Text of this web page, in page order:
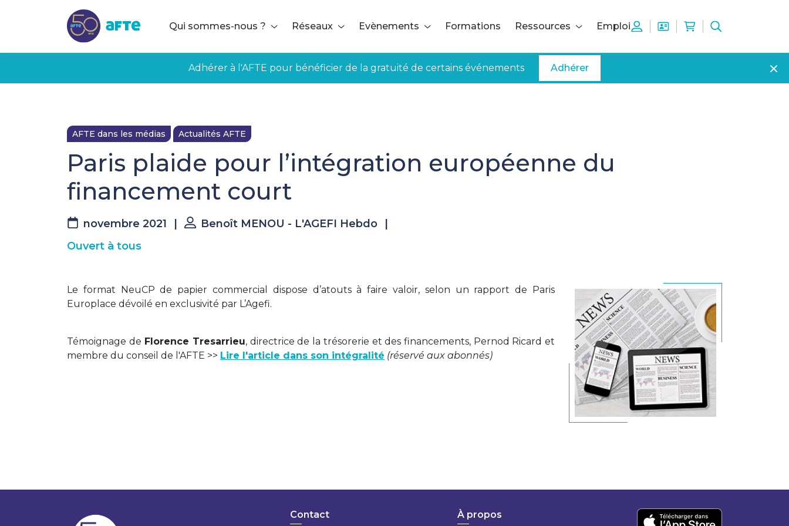
Qui sommes-nous ?
Réseaux Evènements Formations Ressources Emploi
Adhérer à l'AFTE pour bénéficier de la gratuité de certains événements Adhérer
AFTE dans les médias Actualités AFTE
Paris plaide pour l’intégration européenne du
financement court
novembre 2021 Benoît MENOU - L'AGEFI Hebdo
Ouvert à tous
Le format NeuCP de papier commercial dispose d’atouts à faire valoir, selon un rapport de Paris
Europlace dévoilé en exclusivité par L’Agefi.
Témoignage de Florence Tresarrieu, directrice de la trésorerie et des financements, Pernod Ricard et
membre du conseil de l'AFTE >> Lire l'article dans son intégralité (réservé aux abonnés)
Contact À propos